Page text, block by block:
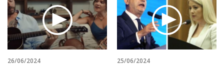
26/06/2024 25/06/2024